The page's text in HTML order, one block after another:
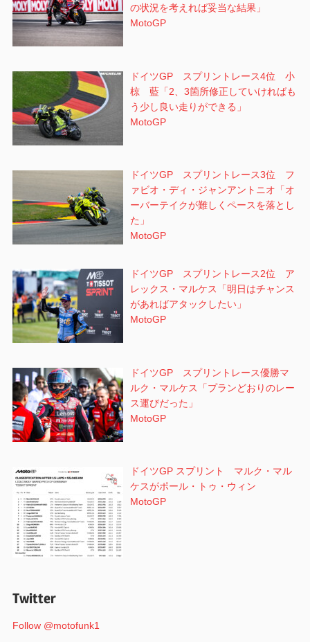
の状況を考えれば妥当な結果」
MotoGP
ドイツGP スプリントレース4位 小
椋 藍「2、3箇所修正していければも
う少し良い走りができる」
MotoGP
ドイツGP スプリントレース3位 フ
ァビオ・ディ・ジャンアントニオ「オ
ーバーテイクが難しくペースを落とし
た」
MotoGP
ドイツGP スプリントレース2位 ア
レックス・マルケス「明日はチャンス
があればアタックしたい」
MotoGP
ドイツGP スプリントレース優勝マ
ルク・マルケス「プランどおりのレー
ス運びだった」
MotoGP
ドイツGP スプリント マルク・マル
ケスがポール・トゥ・ウィン
MotoGP
Twitter
Follow @motofunk1